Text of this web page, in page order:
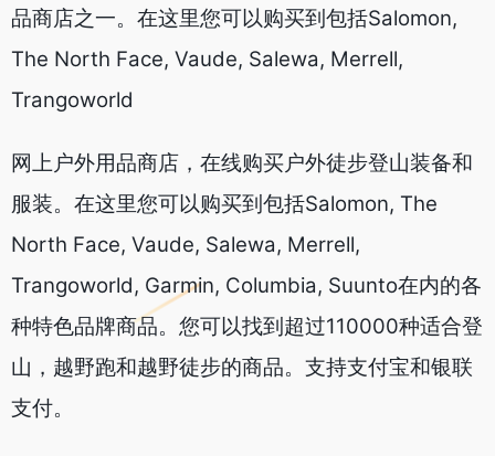
品商店之一。在这里您可以购买到包括Salomon,
The North Face, Vaude, Salewa, Merrell,
Trangoworld
网上户外用品商店，在线购买户外徒步登山装备和
服装。在这里您可以购买到包括Salomon, The
North Face, Vaude, Salewa, Merrell,
Trangoworld, Garmin, Columbia, Suunto在内的各
种特色品牌商品。您可以找到超过110000种适合登
山，越野跑和越野徒步的商品。支持支付宝和银联
支付。